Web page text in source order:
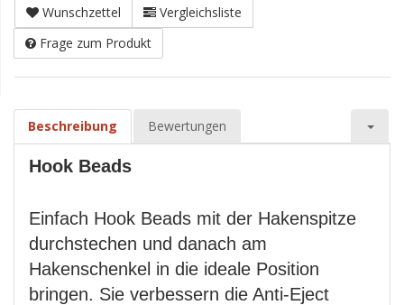
Wunschzettel
Vergleichsliste
Frage zum Produkt
Beschreibung Bewertungen
Hook Beads
Einfach Hook Beads mit der Hakenspitze
durchstechen und danach am
Hakenschenkel in die ideale Position
bringen. Sie verbessern die Anti-Eject